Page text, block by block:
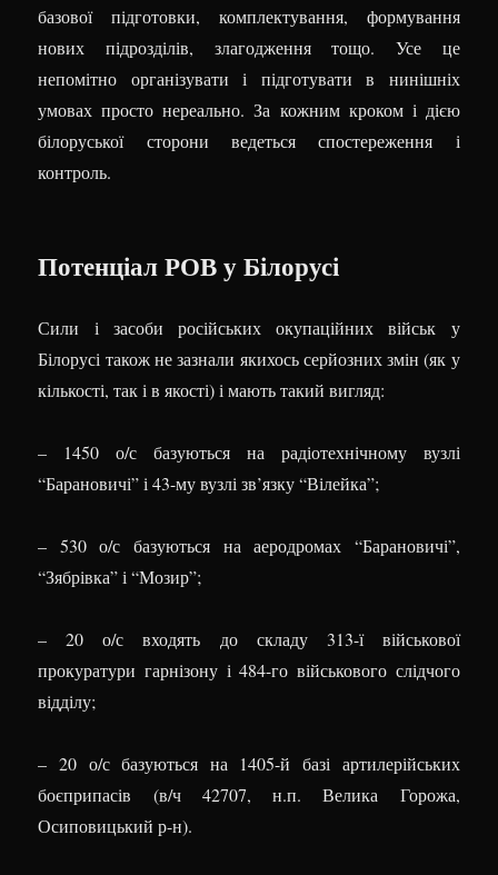
базової підготовки, комплектування, формування
нових підрозділів, злагодження тощо. Усе це
непомітно організувати і підготувати в нинішніх
умовах просто нереально. За кожним кроком і дією
білоруської сторони ведеться спостереження і
контроль.
Потенціал РОВ у Білорусі
Сили і засоби російських окупаційних військ у
Білорусі також не зазнали якихось серйозних змін (як у
кількості, так і в якості) і мають такий вигляд:
– 1450 о/с базуються на радіотехнічному вузлі
“Барановичі” і 43-му вузлі зв’язку “Вілейка”;
– 530 о/с базуються на аеродромах “Барановичі”,
“Зябрівка” і “Мозир”;
– 20 о/с входять до складу 313-ї військової
прокуратури гарнізону і 484-го військового слідчого
відділу;
– 20 о/с базуються на 1405-й базі артилерійських
боєприпасів (в/ч 42707, н.п. Велика Горожа,
Осиповицький р-н).